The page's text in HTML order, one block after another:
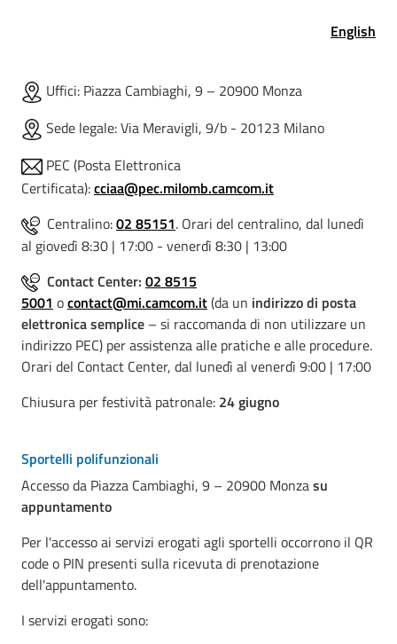
English
​​ Uffici: Piazza Cambiaghi, 9 – 20900 Monza
​​ Sede legale: Via Meravigli, 9/b - 20123 Milano
​​ PEC (Posta Elettronica
Certificata):cciaa@pec.milomb.camcom.it
Centralino:02 85151. Orari del centralino, dal lunedì
al giovedì 8:30 | 17:00 - venerdì 8:30 | 13:00
Contact Center: 02 8515
5001 ocontact@mi.camcom.it(da un indirizzo di posta
elettronica semplice – si raccomanda di non utilizzare un
indirizzo PEC) per assistenza alle pratiche e alle procedure.
Orari del Contact Center, dal lunedì al venerdì 9:00 | 17:00
Chiusura per festività patronale: 24 giugno
Sportelli polifunzionali
Accesso da Piazza Cambiaghi, 9 – 20900 Monzasu
appuntamento
Per l'accesso ai servizi erogati agli sportelli occorrono il QR
code o PIN presenti sulla ricevuta di prenotazione
dell'appuntamento.
I servizi erogati sono: